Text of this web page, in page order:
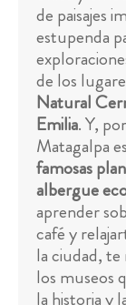
de paisajes
estupenda
de los
Natural
Emilia. Y,
Matagalpa
famosas
albergue
aprender
café y
la ciudad,
los museos
la historia y